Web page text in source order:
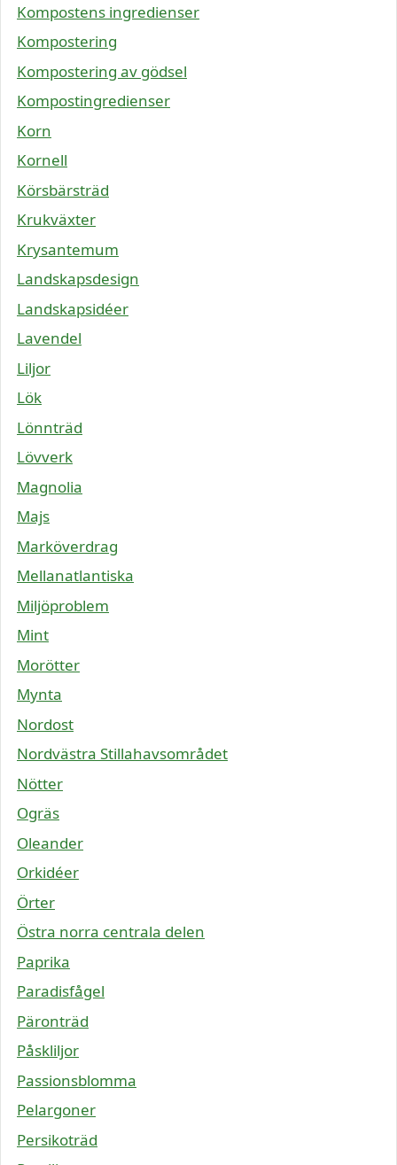
Kompostens ingredienser
Kompostering
Kompostering av gödsel
Kompostingredienser
Korn
Kornell
Körsbärsträd
Krukväxter
Krysantemum
Landskapsdesign
Landskapsidéer
Lavendel
Liljor
Lök
Lönnträd
Lövverk
Magnolia
Majs
Marköverdrag
Mellanatlantiska
Miljöproblem
Mint
Morötter
Mynta
Nordost
Nordvästra Stillahavsområdet
Nötter
Ogräs
Oleander
Orkidéer
Örter
Östra norra centrala delen
Paprika
Paradisfågel
Päronträd
Påskliljor
Passionsblomma
Pelargoner
Persikoträd